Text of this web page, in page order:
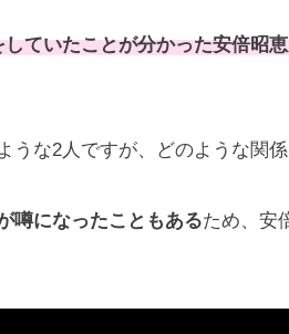
ていたことが分かった安倍昭
うな2人ですが、どのような関
噂になったこともあるため、安